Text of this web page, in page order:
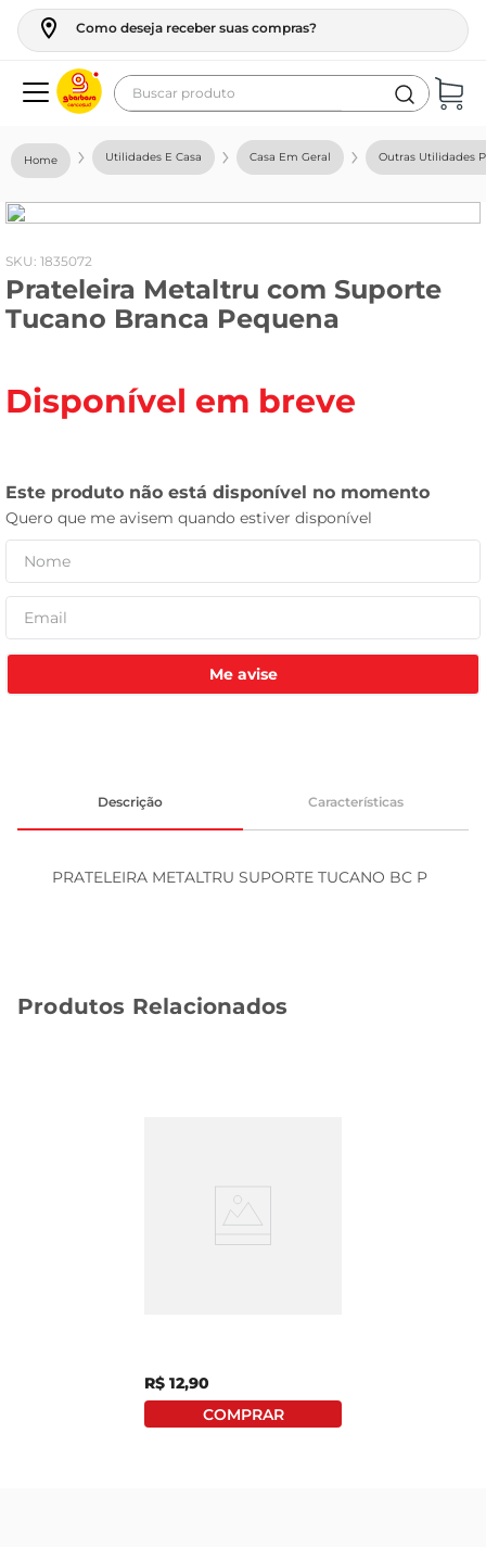
Como deseja receber suas compras?
Buscar produto
Utilidades E Casa Casa Em Geral Outras Utilidades
: 1835072
Prateleira Metaltru com Suporte
Tucano Branca Pequena
Disponível em breve
Me avise
Descrição Características
PRATELEIRA METALTRU SUPORTE TUCANO BC P
Produtos Relacionados
R$ 12,90
geladeira
fogao
café
cerveja
leite
celular